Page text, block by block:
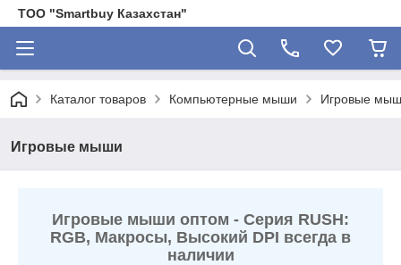
ТОО "Smartbuy Казахстан"
Каталог товаров Компьютерные мыши Игровые
Игровые мыши
Игровые мыши оптом - Серия RUSH:
RGB, Макросы, Высокий DPI всегда в
наличии